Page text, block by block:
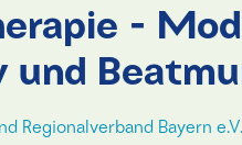
-
und
Regionalverband Bayern e.V.